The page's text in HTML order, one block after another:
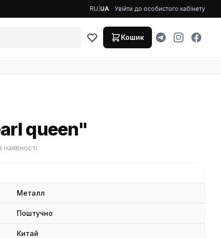
RU UA · Увійти до особистого кабінету
Кошик
queen"
Металл
Поштучно
Китай